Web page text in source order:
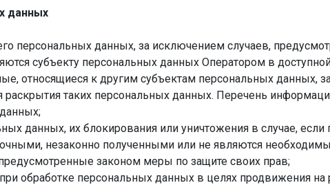
данных
персональных данных, за исключением случаев,
субъекту персональных данных Оператором в
относящиеся к другим субъектам персональных данных,
раскрытия таких персональных данных. Перечень
данных, их блокирования или уничтожения в случае,
незаконно полученными или не являются
законом меры по защите своих прав;
обработке персональных данных в целях продвижения